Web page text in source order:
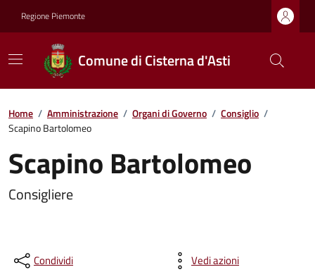
Regione Piemonte
Comune di Cisterna d'Asti
Home / Amministrazione / Organi di Governo / Consiglio /
Scapino Bartolomeo
Scapino Bartolomeo
Consigliere
Condividi Vedi azioni